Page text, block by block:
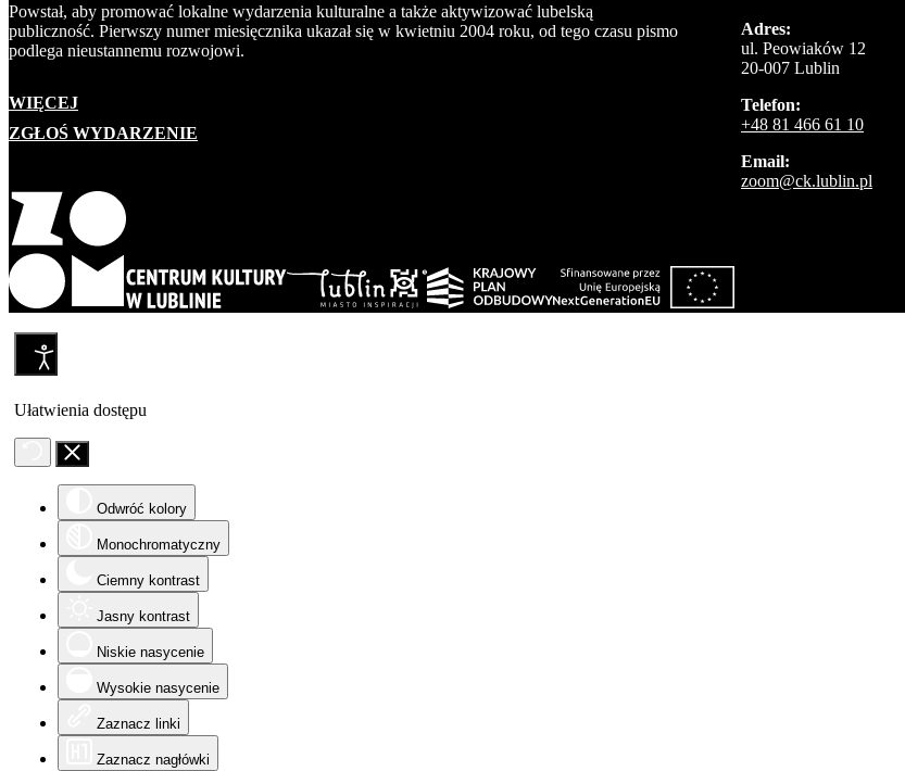
Powstał, aby promować lokalne wydarzenia kulturalne a także aktywizować lubelską
publiczność. Pierwszy numer miesięcznika ukazał się w kwietniu 2004 roku, od tego czasu pismo
podlega nieustannemu rozwojowi.
WIĘCEJ
ZGŁOŚ WYDARZENIE
Adres:
ul. Peowiaków 12
20-007 Lublin
Telefon:
+48 81 466 61 10
Email:
zoom@ck.lublin.pl
Ułatwienia dostępu
Odwróć kolory
Monochromatyczny
Ciemny kontrast
Jasny kontrast
Niskie nasycenie
Wysokie nasycenie
Zaznacz linki
Zaznacz nagłówki